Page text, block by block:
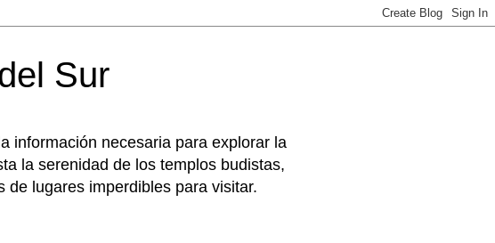
Sur
información necesaria para explorar la
la serenidad de los templos budistas,
lugares imperdibles para visitar.